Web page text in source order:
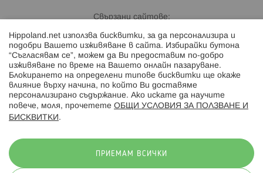
Свързани сайтове:
Hippoland.ro
Последвайте ни:
Hippoland.net използва бисквитки, за да персонализира и
подобри Вашето изживяване в сайта. Избирайки бутона
“Съгласявам се”, можем да Ви предоставим по-добро
изживяване по време на Вашето онлайн пазаруване.
Блокирането на определени типове бисквитки ще окаже
влияние върху начина, по който Ви доставяме
персонализирано съдържание. Ако искате да научите
повече, моля, прочетете ОБЩИ УСЛОВИЯ ЗА ПОЛЗВАНЕ И
БИСКВИТКИ .
ПРИЕМАМ ВСИЧКИ